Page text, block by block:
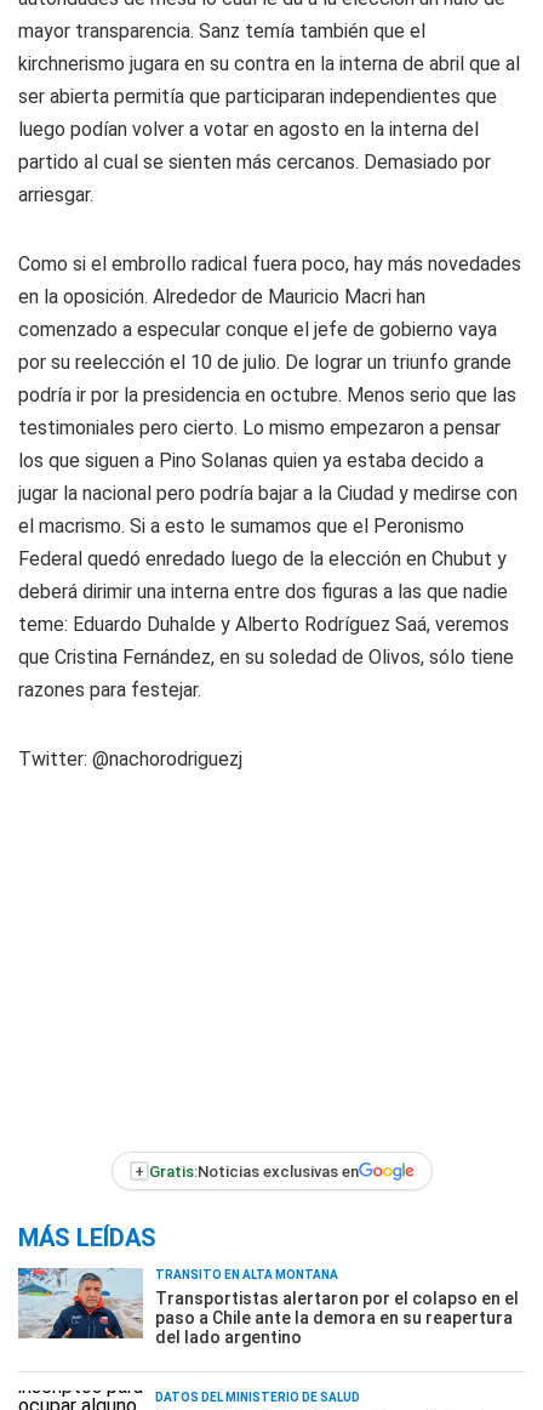
mayor transparencia. Sanz temía también que el
kirchnerismo jugara en su contra en la interna de abril que al
ser abierta permitía que participaran independientes que
luego podían volver a votar en agosto en la interna del
partido al cual se sienten más cercanos. Demasiado por
arriesgar.
Como si el embrollo radical fuera poco, hay más novedades
en la oposición. Alrededor de Mauricio Macri han
comenzado a especular conque el jefe de gobierno vaya
por su reelección el 10 de julio. De lograr un triunfo grande
podría ir por la presidencia en octubre. Menos serio que las
testimoniales pero cierto. Lo mismo empezaron a pensar
los que siguen a Pino Solanas quien ya estaba decido a
jugar la nacional pero podría bajar a la Ciudad y medirse con
el macrismo. Si a esto le sumamos que el Peronismo
Federal quedó enredado luego de la elección en Chubut y
deberá dirimir una interna entre dos figuras a las que nadie
teme: Eduardo Duhalde y Alberto Rodríguez Saá, veremos
que Cristina Fernández, en su soledad de Olivos, sólo tiene
razones para festejar.
Twitter: @nachorodriguezj
+ Gratis:Noticias exclusivas en
MÁS LEÍDAS
TRÁNSITO EN ALTA MONTAÑA
Transportistas alertaron por el colapso en el
paso a Chile ante la demora en su reapertura
del lado argentino
DATOS DEL MINISTERIO DE SALUD